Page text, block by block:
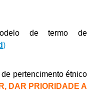
de termo de
)
pertencimento étnico
DAR PRIORIDADE A